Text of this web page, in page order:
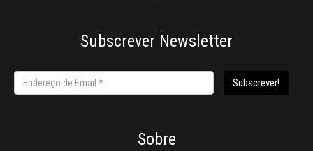
Subscrever Newsletter
Sobre